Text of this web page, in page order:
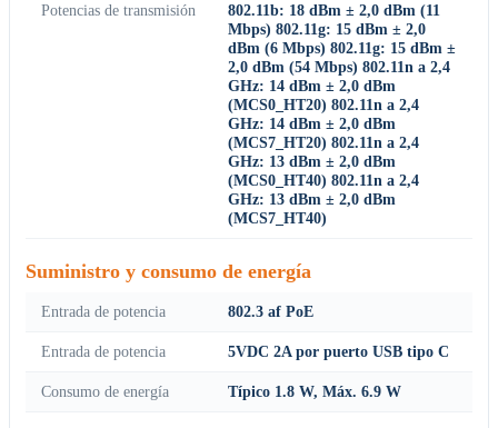
Potencias de transmisión
802.11b: 18 dBm ± 2,0 dBm (11
Mbps) 802.11g: 15 dBm ± 2,0
dBm (6 Mbps) 802.11g: 15 dBm ±
2,0 dBm (54 Mbps) 802.11n a 2,4
GHz: 14 dBm ± 2,0 dBm
(MCS0_HT20) 802.11n a 2,4
GHz: 14 dBm ± 2,0 dBm
(MCS7_HT20) 802.11n a 2,4
GHz: 13 dBm ± 2,0 dBm
(MCS0_HT40) 802.11n a 2,4
GHz: 13 dBm ± 2,0 dBm
(MCS7_HT40)
Suministro y consumo de energía
Entrada de potencia 802.3 af PoE
Entrada de potencia 5VDC 2A por puerto USB tipo C
Consumo de energía Típico 1.8 W, Máx. 6.9 W